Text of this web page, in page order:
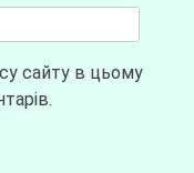
сайту в цьому